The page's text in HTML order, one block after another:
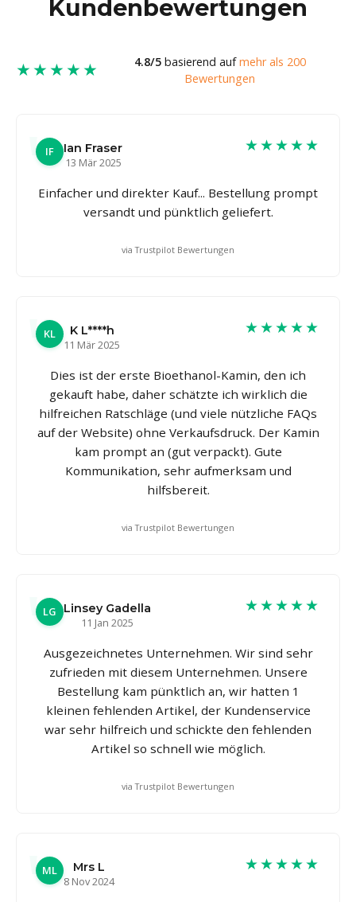
Kundenbewertungen
★★★★★ 4.8/5basierend aufmehr als 200
Bewertungen
IF
Ian Fraser
13 Mär 2025
★★★★★
Einfacher und direkter Kauf... Bestellung prompt
versandt und pünktlich geliefert.
via Trustpilot Bewertungen
KL
K L****h
11 Mär 2025
★★★★★
Dies ist der erste Bioethanol-Kamin, den ich
gekauft habe, daher schätzte ich wirklich die
hilfreichen Ratschläge (und viele nützliche FAQs
auf der Website) ohne Verkaufsdruck. Der Kamin
kam prompt an (gut verpackt). Gute
Kommunikation, sehr aufmerksam und
hilfsbereit.
via Trustpilot Bewertungen
LG
Linsey Gadella
11 Jan 2025
★★★★★
Ausgezeichnetes Unternehmen. Wir sind sehr
zufrieden mit diesem Unternehmen. Unsere
Bestellung kam pünktlich an, wir hatten 1
kleinen fehlenden Artikel, der Kundenservice
war sehr hilfreich und schickte den fehlenden
Artikel so schnell wie möglich.
via Trustpilot Bewertungen
ML
Mrs L
8 Nov 2024
★★★★★